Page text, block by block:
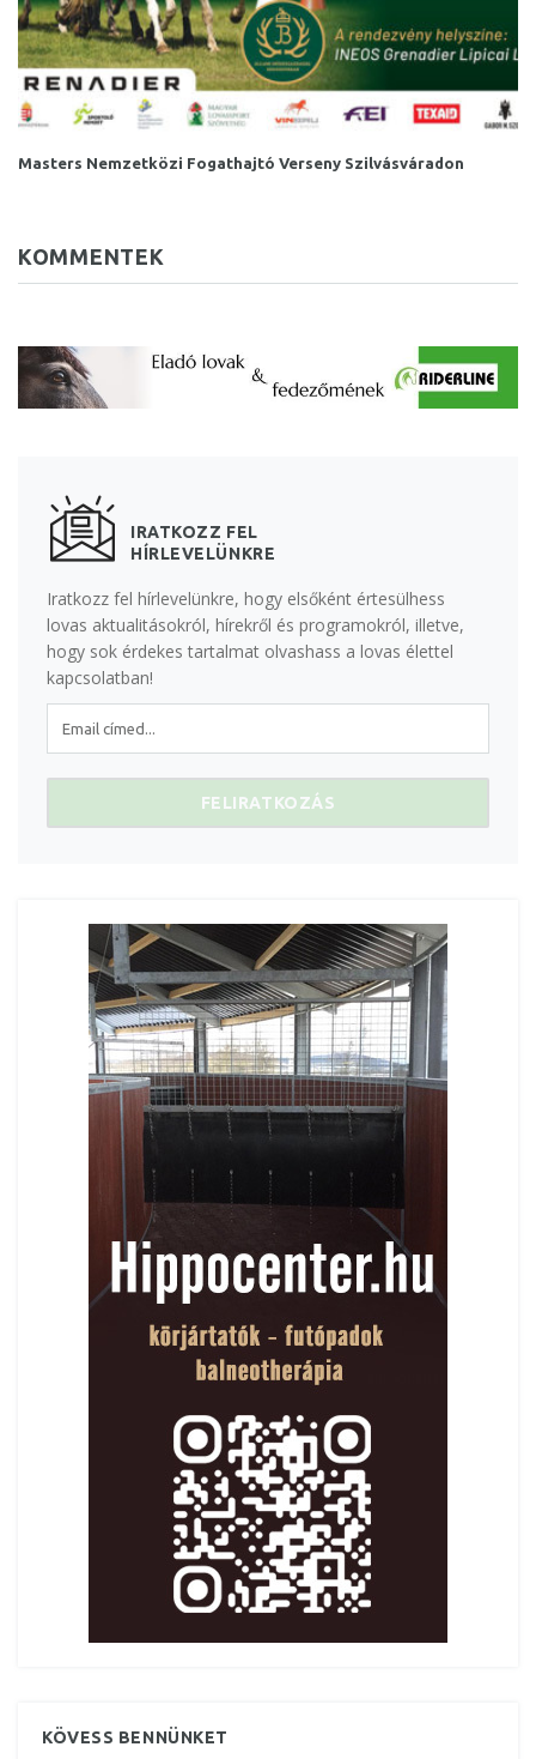
Masters Nemzetközi Fogathajtó Verseny Szilvásváradon
KOMMENTEK
IRATKOZZ FEL
HÍRLEVELÜNKRE
Iratkozz fel hírlevelünkre, hogy elsőként értesülhess
lovas aktualitásokról, hírekről és programokról, illetve,
hogy sok érdekes tartalmat olvashass a lovas élettel
kapcsolatban!
KÖVESS BENNÜNKET